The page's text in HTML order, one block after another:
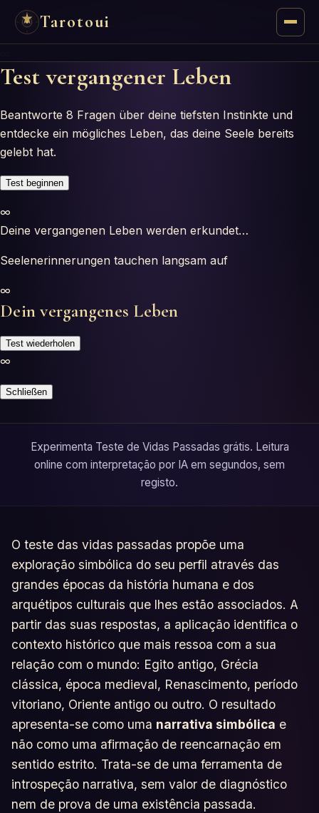
Tarotoui
Oráculos
Mancias
Numerologia
Test vergangener Leben
Beantworte 8 Fragen über deine tiefsten Instinkte und
entdecke ein mögliches Leben, das deine Seele bereits
gelebt hat.
Test beginnen
∞
Deine vergangenen Leben werden erkundet…
Seelenerinnerungen tauchen langsam auf
∞
Dein vergangenes Leben
Test wiederholen
∞
Schließen
Experimenta Teste de Vidas Passadas grátis. Leitura
online com interpretação por IA em segundos, sem
registo.
O teste das vidas passadas propõe uma
exploração simbólica do seu perfil através das
grandes épocas da história humana e dos
arquétipos culturais que lhes estão associados. A
partir das suas respostas, a aplicação identifica o
contexto histórico que mais ressoa com a sua
relação com o mundo: Egito antigo, Grécia
clássica, época medieval, Renascimento, período
vitoriano, Oriente antigo ou outro. O resultado
apresenta-se como uma narrativa simbólica e
não como uma afirmação de reencarnação em
sentido estrito. Trata-se de uma ferramenta de
introspeção narrativa, sem valor de diagnóstico
nem de prova de uma existência passada.